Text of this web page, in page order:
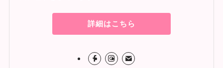
詳細はこちら